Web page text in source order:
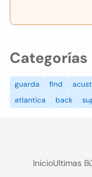
guarda find
atlantica
back
InicioUltimas